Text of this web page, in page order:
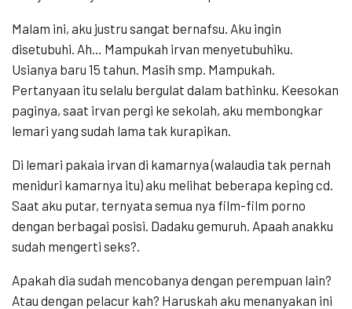
Malam ini, aku justru sangat bernafsu. Aku ingin
disetubuhi. Ah… Mampukah irvan menyetubuhiku.
Usianya baru 15 tahun. Masih smp. Mampukah.
Pertanyaan itu selalu bergulat dalam bathinku. Keesokan
paginya, saat irvan pergi ke sekolah, aku membongkar
lemari yang sudah lama tak kurapikan.
Di lemari pakaia irvan di kamarnya (walaudia tak pernah
meniduri kamarnya itu) aku melihat beberapa keping cd.
Saat aku putar, ternyata semua nya film-film porno
dengan berbagai posisi. Dadaku gemuruh. Apaah anakku
sudah mengerti seks?.
Apakah dia sudah mencobanya dengan perempuan lain?
Atau dengan pelacur kah? Haruskah aku menanyakan ini